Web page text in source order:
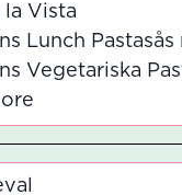
la Vista
Lunch
Vegetariska